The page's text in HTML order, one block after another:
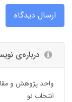
ارسال دیدگاه
درباره‌ی
واحد پژوهش و
انتخاب نو